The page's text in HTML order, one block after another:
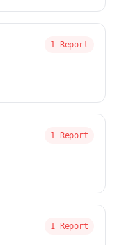
1 Report
1 Report
1 Report